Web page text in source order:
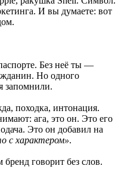
И вы думаете: вот
Без неё ты —
Но одного
запомнили.
походка, интонация.
ага, это он. Это его
Это он добавил на
с характером».
говорит без слов.